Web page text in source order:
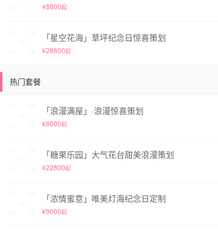
¥8800起
「星空花海」草坪纪念日惊喜策划
¥28800起
热门套餐
「浪漫满屋」·浪漫惊喜策划
¥8000起
「糖果乐园」大气花台甜美浪漫策划
¥22800起
「浓情蜜意」唯美灯海纪念日定制
¥9000起